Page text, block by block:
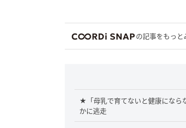
の記事をもっと
★「母乳で育てないと健康になら
かに逃走